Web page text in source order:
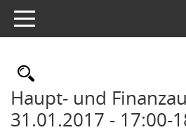
Toggle navigation
Rechercheauswahl
Haupt- und
31.01.2017 - 17:00-